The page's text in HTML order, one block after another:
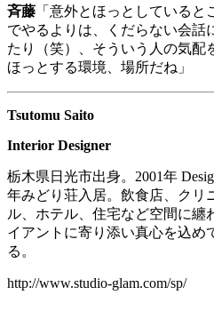
斉藤 「意外とほっとしている
でやるよりは、くだらない会話
たり（笑）、そういう人の気配
ほっとする環境、場所だね」
Tsutomu Saito
Interior Designer
栃木県日光市出身。 2001年
年みどり荘入居。飲食店、クリ
ル、ホテル、住宅など空間に纏
イアントに寄り添い真心を込め
る。
http://www.studio-glam.com/sp/